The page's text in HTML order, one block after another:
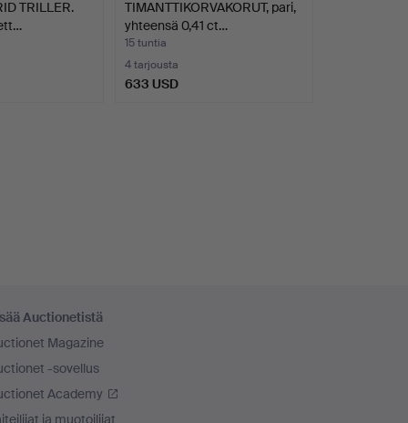
TRILLER.
TIMANTTIKORVAKORUT, pari,
yhteensä 0,41 ct…
15 tuntia
4 tarjousta
633 USD
Auctionetistä
Magazine
-sovellus
Academy